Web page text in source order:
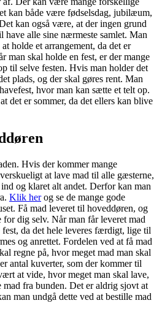
kan både være fødselsdag, jubilæum,
kan også være, at der ingen grund
have alle sine nærmeste samlet. Man
holde et arrangement, da det er
man skal holde en fest, er der mange
til selve festen. Hvis man holder det
plads, og der skal gøres rent. Man
hvor man kan sætte et telt op.
det er sommer, da det ellers kan blive
Hvis der kommer mange
at lave mad til alle gæsterne,
og klaret alt andet. Derfor kan man
Klik herog se de mange gode
Få mad leveret til hoveddøren, og
for dig selv. Når man får leveret mad
da det hele leveres færdigt, lige til
og anrettet. Fordelen ved at få mad
regne på, hvor meget mad man skal
antal kuverter, som der kommer til
at vide, hvor meget man skal lave,
fra bunden. Det er aldrig sjovt at
man undgå dette ved at bestille mad